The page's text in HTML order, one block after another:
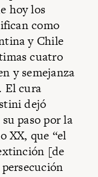
hoy los
como
y Chile
cuatro
y semejanza
El cura
dejó
paso por la
XX, que “el
[de